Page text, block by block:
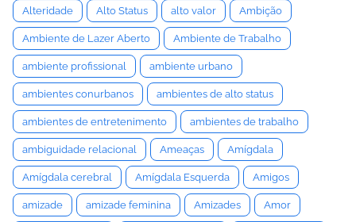
Alteridade Alto Status alto valor Ambição
Ambiente de Lazer Aberto Ambiente de Trabalho
ambiente profissional ambiente urbano
ambientes conurbanos ambientes de alto status
ambientes de entretenimento ambientes de trabalho
ambiguidade relacional Ameaças Amígdala
Amígdala cerebral Amígdala Esquerda Amigos
amizade amizade feminina Amizades Amor